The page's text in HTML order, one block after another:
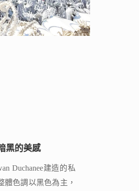
黑的美感
Duchanee建造的私
色調以黑色為主，
黑的美感
Duchanee建造的私
色調以黑色為主，